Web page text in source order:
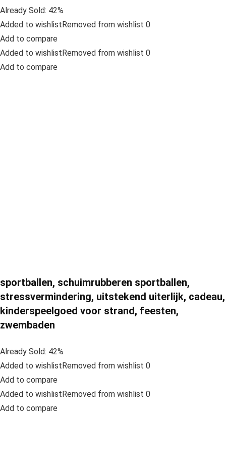
Already Sold: 42%
Added to wishlistRemoved from wishlist 0
Add to compare
Added to wishlistRemoved from wishlist 0
Add to compare
sportballen, schuimrubberen sportballen,
stressvermindering, uitstekend uiterlijk, cadeau,
kinderspeelgoed voor strand, feesten,
zwembaden
Already Sold: 42%
Added to wishlistRemoved from wishlist 0
Add to compare
Added to wishlistRemoved from wishlist 0
Add to compare